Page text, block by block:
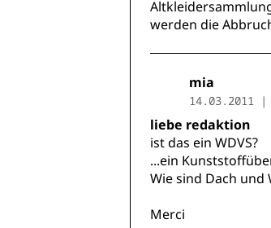
werden die
mia
14.03.2011 |
liebe redaktion
ist das ein WDVS?
...ein
Wie sind Dach
Merci